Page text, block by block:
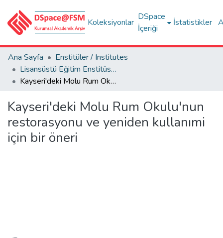
Koleksiyonlar
DSpace
İçeriği
İstatistikler
Ana Sayfa
Enstitüler / Institutes
Lisansüstü Eğitim Enstitüsü Tez Koleksiyonu
Kayseri'deki Molu Rum Okulu'nun restorasyonu ve yeniden kullanımi için bir öneri
Kayseri'deki Molu Rum Okulu'nun
restorasyonu ve yeniden kullanımi
için bir öneri